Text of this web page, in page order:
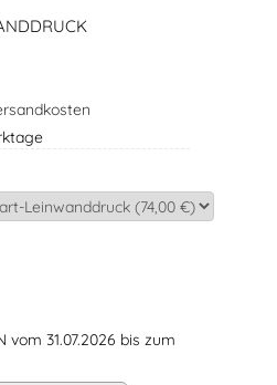
vom 31.07.2026 bis zum